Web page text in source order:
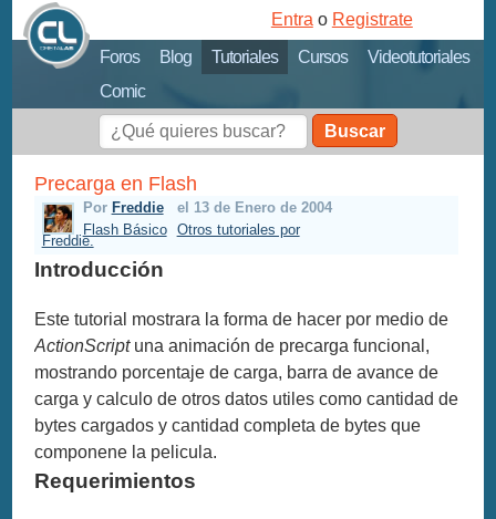
Foros Blog Tutoriales Cursos
Videotutoriales
Comic
Entra o Registrate
Buscar
Precarga en Flash
Por Freddie
el 13 de Enero de 2004
Flash Básico
Otros tutoriales por
Freddie.
Introducción
Este tutorial mostrara la forma de hacer por medio de
ActionScriptuna animación de precarga funcional,
mostrando porcentaje de carga, barra de avance de
carga y calculo de otros datos utiles como cantidad de
bytes cargados y cantidad completa de bytes que
componene la pelicula.
Requerimientos